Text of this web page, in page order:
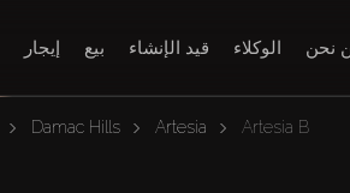
إيجار بيع قيد الإنشاء الوكلاء نحن
Damac Hills Artesia Artesia B